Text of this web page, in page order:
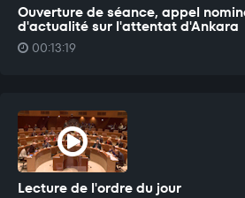
Ouverture de séance, appel
d'actualité sur l'attentat d'Ankara
00:13:19
Lecture de l'ordre du jour